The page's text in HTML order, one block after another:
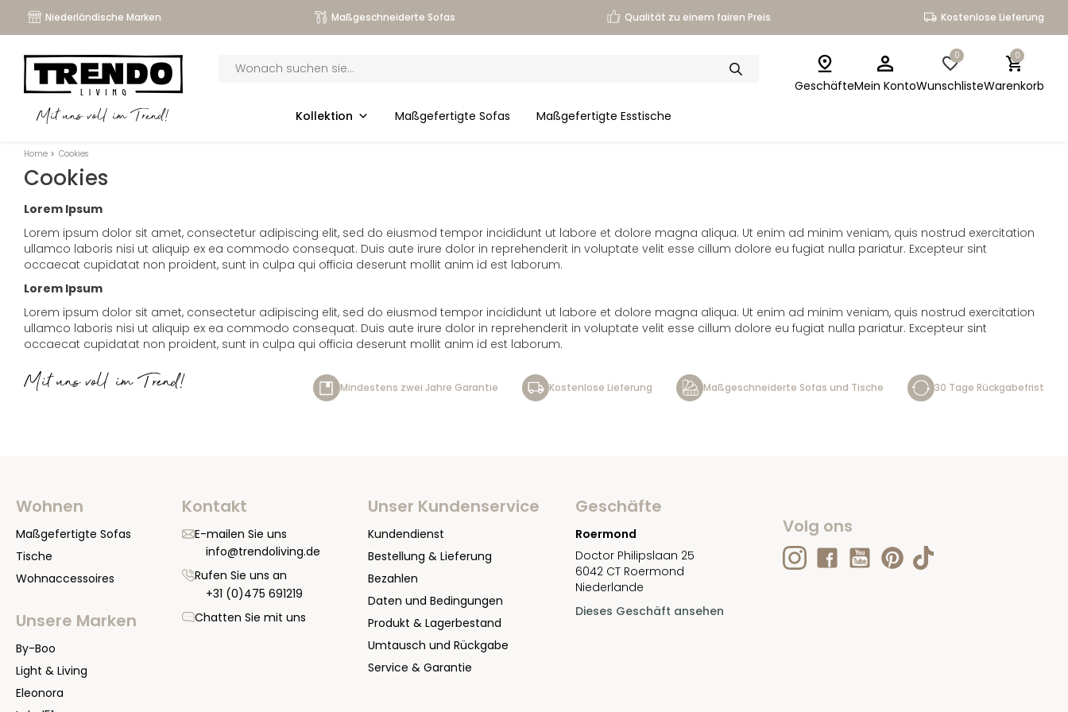
Niederländische Marken Maßgeschneiderte Sofas Qualität zu einem fairen Preis Kostenlose Lieferung
Mit uns voll im Trend!
search
Kollektion Maßgefertigte Sofas Maßgefertigte Esstische
GeschäfteMein Konto
0
Wunschliste
0
Warenkorb
Home > Cookies
Cookies
Lorem Ipsum
Lorem ipsum dolor sit amet, consectetur adipiscing elit, sed do eiusmod tempor incididunt ut labore et dolore magna aliqua. Ut enim ad minim veniam, quis nostrud exercitation
ullamco laboris nisi ut aliquip ex ea commodo consequat. Duis aute irure dolor in reprehenderit in voluptate velit esse cillum dolore eu fugiat nulla pariatur. Excepteur sint
occaecat cupidatat non proident, sunt in culpa qui officia deserunt mollit anim id est laborum.
Lorem Ipsum
Lorem ipsum dolor sit amet, consectetur adipiscing elit, sed do eiusmod tempor incididunt ut labore et dolore magna aliqua. Ut enim ad minim veniam, quis nostrud exercitation
ullamco laboris nisi ut aliquip ex ea commodo consequat. Duis aute irure dolor in reprehenderit in voluptate velit esse cillum dolore eu fugiat nulla pariatur. Excepteur sint
occaecat cupidatat non proident, sunt in culpa qui officia deserunt mollit anim id est laborum.
Mit uns voll im Trend! Mindestens zwei Jahre Garantie Kostenlose Lieferung Maßgeschneiderte Sofas und Tische 30 Tage Rückgabefrist
Wohnen
Maßgefertigte Sofas
Tische
Wohnaccessoires
Unsere Marken
By-Boo
Light & Living
Eleonora
Kontakt
E-mailen Sie uns
info@trendoliving.de
Rufen Sie uns an
+31 (0)475 691219
Chatten Sie mit uns
Unser Kundenservice
Kundendienst
Bestellung & Lieferung
Bezahlen
Daten und Bedingungen
Produkt & Lagerbestand
Umtausch und Rückgabe
Service & Garantie
Geschäfte
Roermond
Doctor Philipslaan 25
6042 CT Roermond
Niederlande
Dieses Geschäft ansehen
Volg ons